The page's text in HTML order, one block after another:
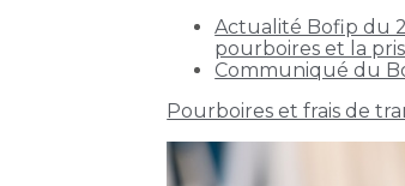
Actualité Bofip du
pourboires et la
Communiqué du
Pourboires et frais de